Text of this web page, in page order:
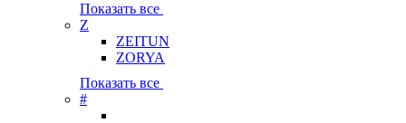
Показать все
Z
ZEITUN
ZORYA
Показать все
#